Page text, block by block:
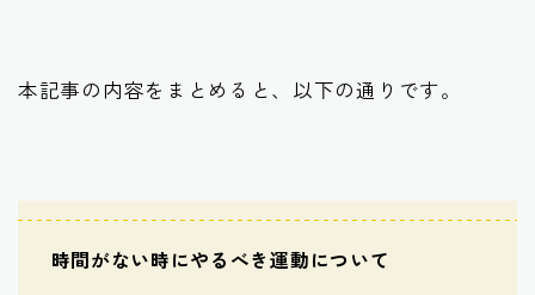
本記事の内容をまとめると、以下の通りです。
時間がない時にやるべき運動について